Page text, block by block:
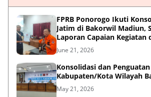
FPRB Ponorogo Ikuti
Jatim di Bakorwil Madiun,
Laporan Capaian Kegiatan
Sinergi Pentahelix
June 21, 2026
Konsolidasi dan Penguatan
Kabupaten/Kota Wilayah
May 21, 2026